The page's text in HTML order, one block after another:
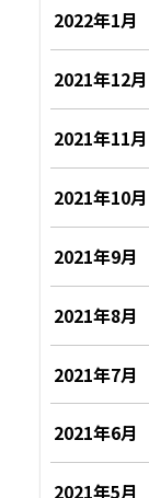
2022年1月
2021年12月
2021年11月
2021年10月
2021年9月
2021年8月
2021年7月
2021年6月
2021年5月